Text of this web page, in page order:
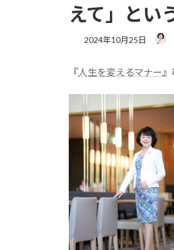
えて」とい
2024年10月25日
『人生を変えるマナー